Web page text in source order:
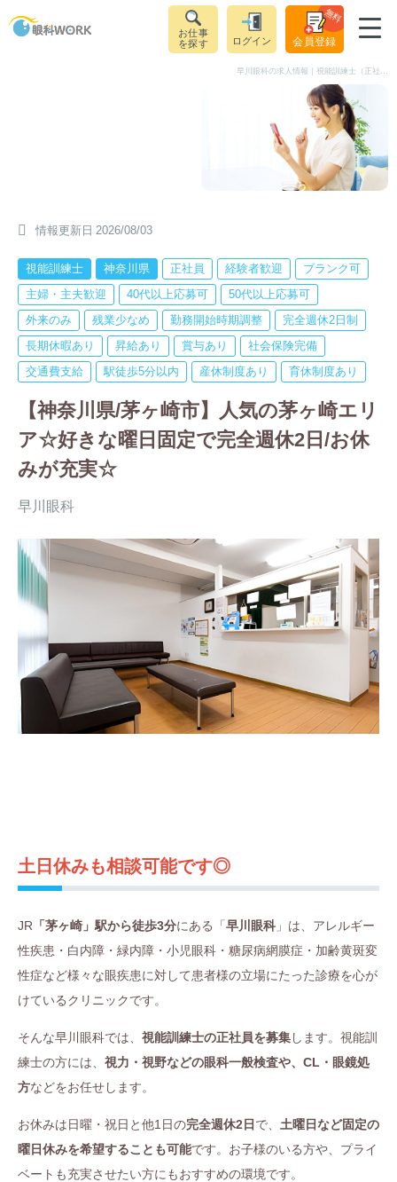
お仕事
を探す
ログイン
無料
会員登録
早川眼科の求人情報｜視能訓練士（正社員）｜神奈川県茅ケ崎市茅ヶ崎駅
情報更新日 2026/08/03
視能訓練士 神奈川県 正社員 経験者歓迎
ブランク可
主婦・主夫歓迎
40代以上応募可
50代以上応募可
外来のみ
残業少なめ 勤務開始時期調整
完全週休2日制
長期休暇あり
昇給あり 賞与あり
社会保険完備
交通費支給
駅徒歩5分以内 産休制度あり 育休制度あり
【神奈川県/茅ヶ崎市】人気の茅ヶ崎エリ
ア☆好きな曜日固定で完全週休2日/お休
みが充実☆
早川眼科
土日休みも相談可能です◎
JR 「茅ヶ崎」駅から徒歩3分にある「 早川眼科 」は、アレルギー
性疾患・白内障・緑内障・小児眼科・糖尿病網膜症・加齢黄斑変
性症など様々な眼疾患に対して患者様の立場にたった診療を心が
けているクリニックです。
そんな早川眼科では、 視能訓練士の正社員を募集します。視能訓
練士の方には、 視力・視野などの眼科一般検査や、CL・眼鏡処
方などをお任せします。
お休みは日曜・祝日と他1日の完全週休2日 で、 土曜日など固定の
曜日休みを希望することも可能です。お子様のいる方や、プライ
ベートも充実させたい方にもおすすめの環境です。